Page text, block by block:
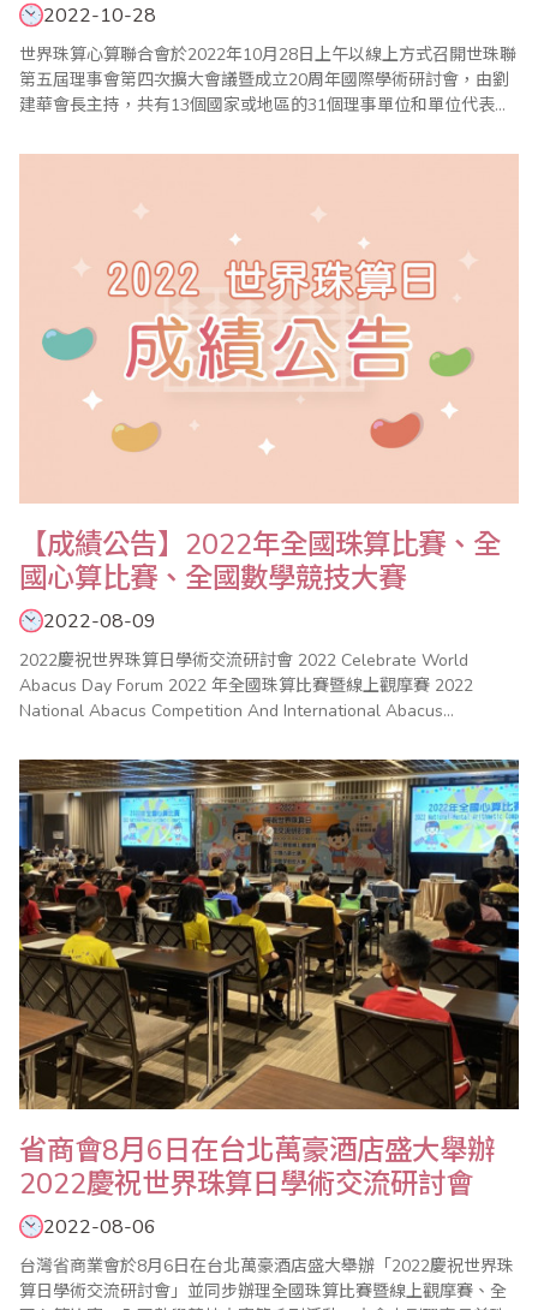
2022-10-28
世界珠算心算聯合會於2022年10月28日上午以線上方式召開世珠聯
第五屆理事會第四次擴大會議暨成立20周年國際學術研討會，由劉
建華會長主持，共有13個國家或地區的31個理事單位和單位代表共
秘書長王良新、副秘書長林元翔、台灣珠算教育協會理事長李勝以
長在致詞中表示要開拓創新，將..
【成績公告】2022年全國珠算比賽、全
國心算比賽、全國數學競技大賽
2022-08-09
2022慶祝世界珠算日學術交流研討會 2022 Celebrate World
Abacus Day Forum 2022 年全國珠算比賽暨線上觀摩賽 2022
National Abacus Competition And International Abacus
Arithmetic Compe..
省商會8月6日在台北萬豪酒店盛大舉辦
2022慶祝世界珠算日學術交流研討會
2022-08-06
台灣省商業會於8月6日在台北萬豪酒店盛大舉辦「2022慶祝世界珠
算日學術交流研討會」並同步辦理全國珠算比賽暨線上觀摩賽、全